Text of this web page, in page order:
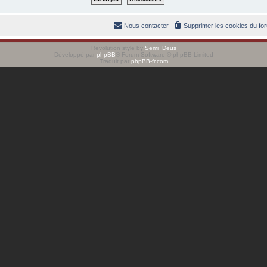
Supprimer les cookies du
Nous contacter
Revolution style by Semi_Deus
Développé par phpBB ® Forum Software © phpBB Limited
Traduit par phpBB-fr.com